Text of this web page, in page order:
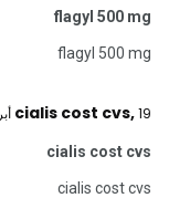
flagyl 500 mg
flagyl 500 mg
cialis cost cvs,19 أبريل 2026 @ 11:30 م
cialis cost cvs
cialis cost cvs